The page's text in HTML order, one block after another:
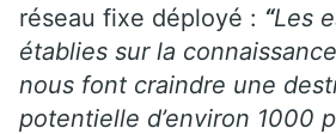
réseau fixe déployé : “Les
établies sur la
nous font craindre une
potentielle d’environ 1000